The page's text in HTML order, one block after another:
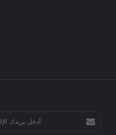
بريدك